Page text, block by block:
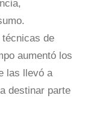
de
aumentó los
las llevó a
destinar parte